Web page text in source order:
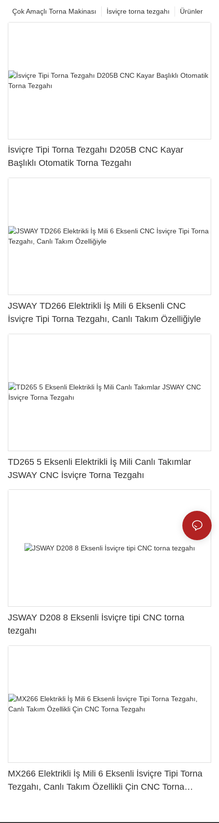
Ürünler
İsviçre torna tezgahı
Çok Amaçlı Torna Makinası
İsviçre Tipi Torna Tezgahı D205B CNC Kayar
Başlıklı Otomatik Torna Tezgahı
JSWAY TD266 Elektrikli İş Mili 6 Eksenli CNC
İsviçre Tipi Torna Tezgahı, Canlı Takım Özelliğiyle
TD265 5 Eksenli Elektrikli İş Mili Canlı Takımlar
JSWAY CNC İsviçre Torna Tezgahı
JSWAY D208 8 Eksenli İsviçre tipi CNC torna
tezgahı
MX266 Elektrikli İş Mili 6 Eksenli İsviçre Tipi Torna
Tezgahı, Canlı Takım Özellikli Çin CNC Torna